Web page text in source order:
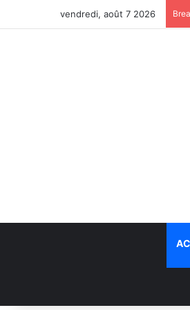
vendredi, août 7 2026